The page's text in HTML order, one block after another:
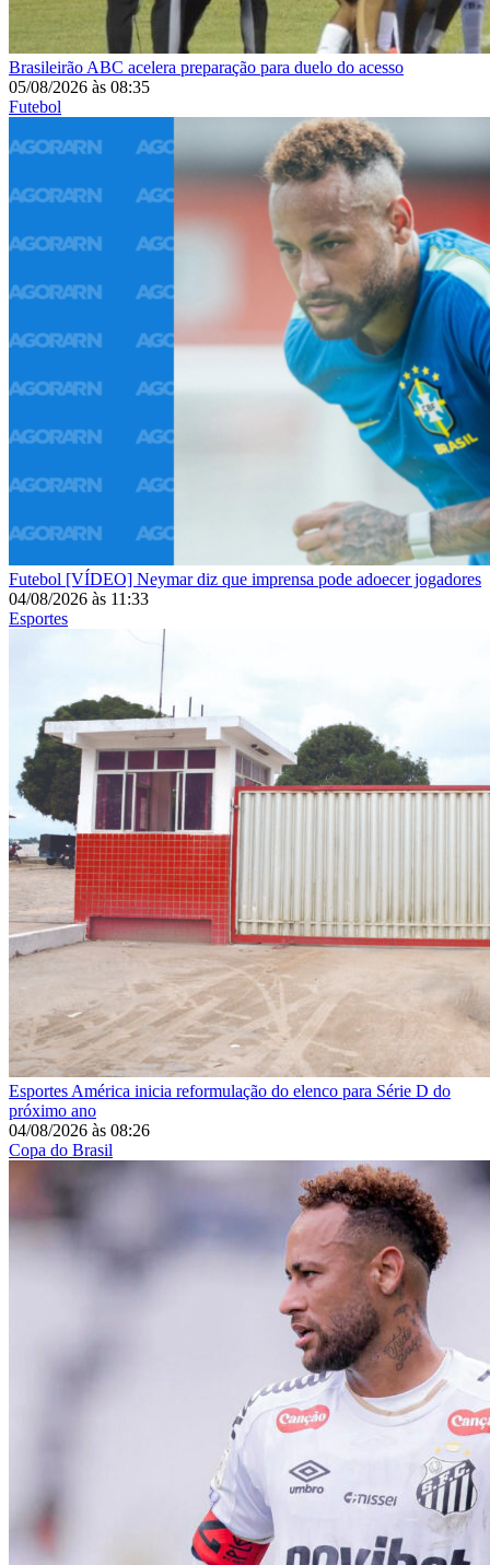
Brasileirão ABC acelera preparação para duelo do acesso
05/08/2026 às 08:35
Futebol
Futebol [VÍDEO] Neymar diz que imprensa pode adoecer jogadores
04/08/2026 às 11:33
Esportes
Esportes América inicia reformulação do elenco para Série D do
próximo ano
04/08/2026 às 08:26
Copa do Brasil